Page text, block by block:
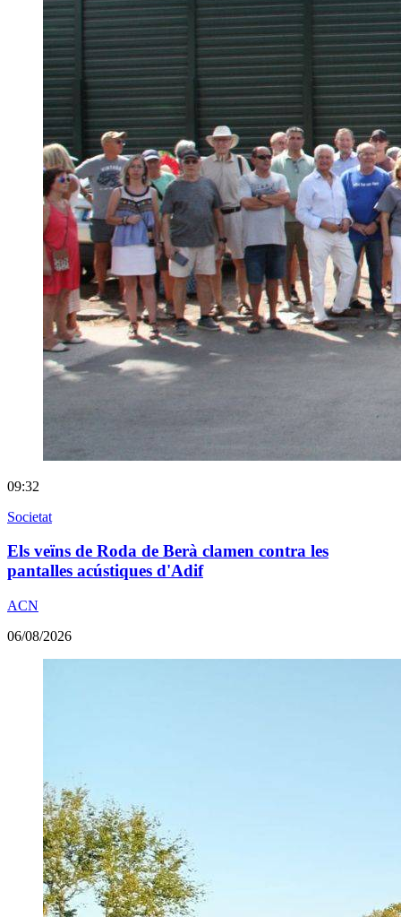
09:32
Societat
Els veïns de Roda de Berà clamen contra les
pantalles acústiques d'Adif
ACN
06/08/2026